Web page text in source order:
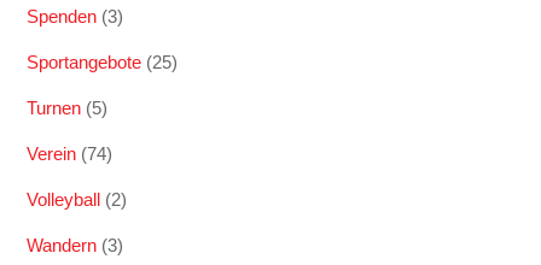
Spenden (3)
Sportangebote (25)
Turnen (5)
Verein (74)
Volleyball (2)
Wandern (3)